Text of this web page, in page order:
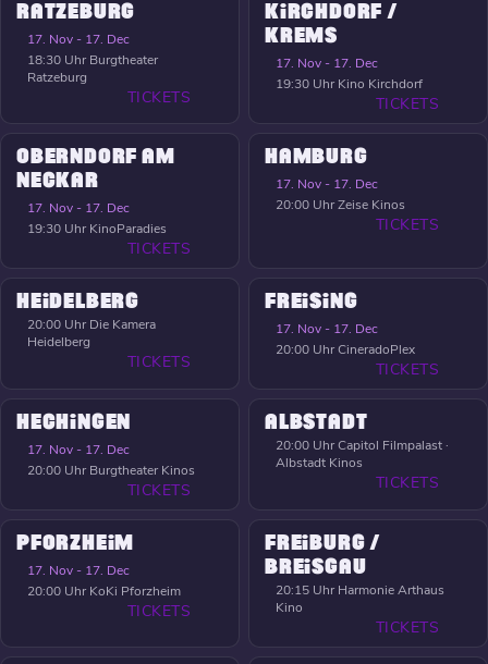
RATZEBURG
17. Nov - 17. Dec
18:30 Uhr Burgtheater
Ratzeburg
TICKETS
KIRCHDORF /
KREMS
17. Nov - 17. Dec
19:30 Uhr Kino Kirchdorf
TICKETS
OBERNDORF AM
NECKAR
17. Nov - 17. Dec
19:30 Uhr KinoParadies
TICKETS
HAMBURG
17. Nov - 17. Dec
20:00 UhrZeise Kinos
TICKETS
HEIDELBERG
20:00 Uhr Die Kamera
Heidelberg
TICKETS
FREISING
17. Nov - 17. Dec
20:00 UhrCineradoPlex
TICKETS
HECHINGEN
17. Nov - 17. Dec
20:00 Uhr Burgtheater Kinos
TICKETS
ALBSTADT
20:00 UhrCapitol Filmpalast ·
Albstadt Kinos
TICKETS
PFORZHEIM
17. Nov - 17. Dec
20:00 Uhr KoKi Pforzheim
TICKETS
FREIBURG /
BREISGAU
20:15 Uhr Harmonie Arthaus
Kino
TICKETS